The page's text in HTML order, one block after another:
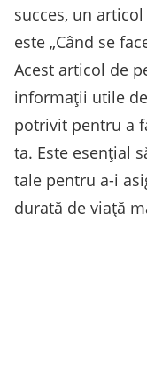
succes, un
este „Când se
Acest articol de
informații utile
potrivit pentru a
ta. Este esențial
tale pentru a-i
durată de viață